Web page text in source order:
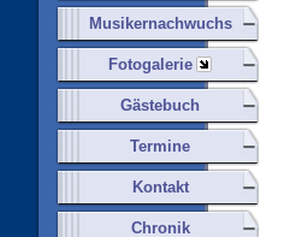
Musikernachwuchs
Fotogalerie
Gästebuch
Termine
Kontakt
Chronik